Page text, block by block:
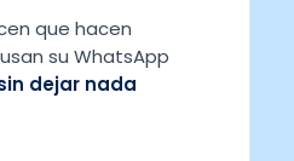
que hacen
su WhatsApp
dejar nada